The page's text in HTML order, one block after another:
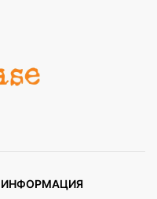
ИНФОРМАЦИЯ